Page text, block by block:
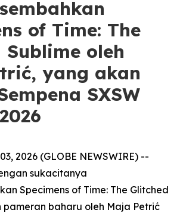
of Time: The
Sublime oleh
yang akan
SXSW
2026 (GLOBE NEWSWIRE) --
sukacitanya
Specimens of Time: The Glitched
pameran baharu oleh Maja Petrić